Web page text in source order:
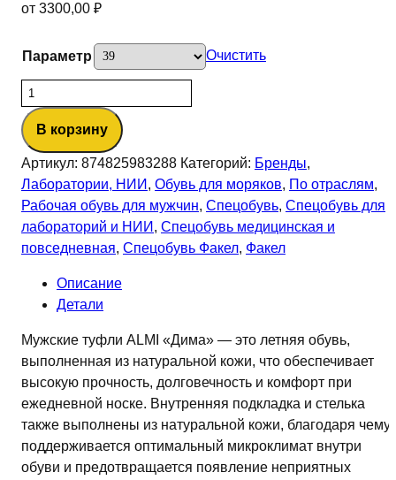
от 3300,00 ₽
Параметр Очистить
Количество
товара
Туфли
мужские
нат.кожа
ПУ
ALMI
Дима
(арт.
7082-
07101)
В корзину
Артикул: 874825983288 Категорий: Бренды,
Лаборатории, НИИ , Обувь для моряков, По отраслям,
Рабочая обувь для мужчин, Спецобувь, Спецобувь для
лабораторий и НИИ , Спецобувь медицинская и
повседневная, Спецобувь Факел, Факел
Описание
Детали
Мужские туфли ALMI «Дима» — это летняя обувь,
выполненная из натуральной кожи, что обеспечивает
высокую прочность, долговечность и комфорт при
ежедневной носке. Внутренняя подкладка и стелька
также выполнены из натуральной кожи, благодаря чему
поддерживается оптимальный микроклимат внутри
обуви и предотвращается появление неприятных